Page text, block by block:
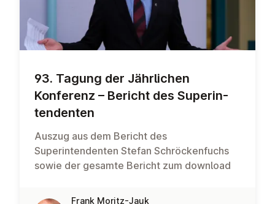
93. Tagung der Jähr­lichen
Konferenz – Bericht des Su­per­in­
tend­en­ten
Auszug aus dem Bericht des
Superintendenten Stefan Schröckenfuchs
sowie der gesamte Bericht zum download
Frank Moritz-Jauk